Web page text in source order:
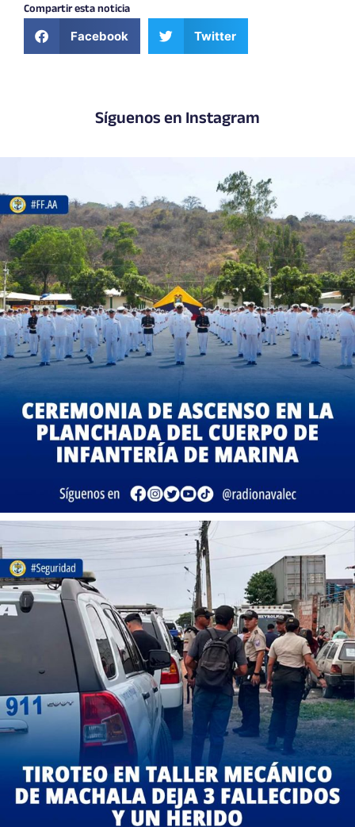
Compartir esta noticia
Facebook Twitter
Síguenos en Instagram